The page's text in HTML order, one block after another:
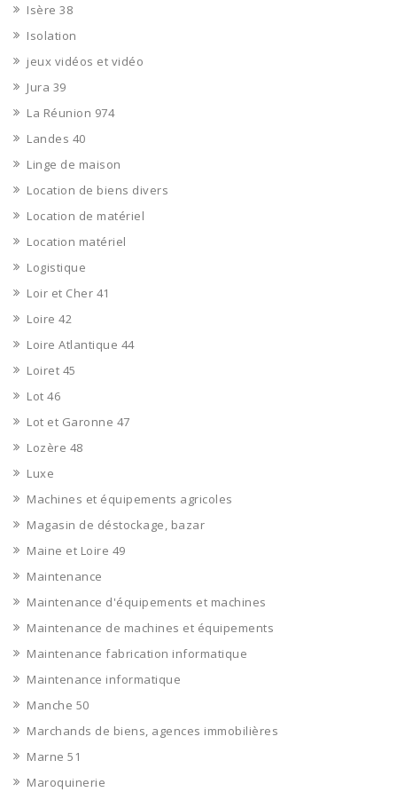
Isère 38
Isolation
jeux vidéos et vidéo
Jura 39
La Réunion 974
Landes 40
Linge de maison
Location de biens divers
Location de matériel
Location matériel
Logistique
Loir et Cher 41
Loire 42
Loire Atlantique 44
Loiret 45
Lot 46
Lot et Garonne 47
Lozère 48
Luxe
Machines et équipements agricoles
Magasin de déstockage, bazar
Maine et Loire 49
Maintenance
Maintenance d'équipements et machines
Maintenance de machines et équipements
Maintenance fabrication informatique
Maintenance informatique
Manche 50
Marchands de biens, agences immobilières
Marne 51
Maroquinerie